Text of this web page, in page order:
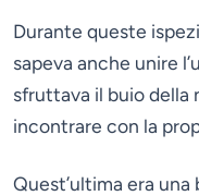
Durante queste
sapeva anche unire
sfruttava il buio
incontrare con la
Quest’ultima era